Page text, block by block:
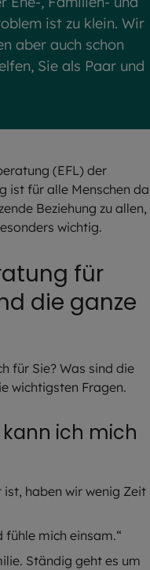
ist zu klein. Wir
aber auch schon
Sie als Paar und
(EFL) der
ist für alle Menschen
Beziehung zu allen,
wichtig.
für
die ganze
für Sie? Was sind die
wichtigsten Fragen.
ich mich
ist, haben wir wenig Zeit
fühle mich einsam.“
Ständig geht es um